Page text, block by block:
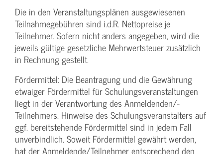
Die in den Veranstaltungsplänen ausgewiesenen
Teilnahmegebühren sind i.d.R. Nettopreise je
Teilnehmer. Sofern nicht anders angegeben, wird die
jeweils gültige gesetzliche Mehrwertsteuer zusätzlich
in Rechnung gestellt.
Fördermittel: Die Beantragung und die Gewährung
etwaiger Fördermittel für Schulungs­veranstaltungen
liegt in der Verantwortung des Anmeldenden/­
Teilnehmers. Hinweise des Schulungs­veranstalters auf
ggf. bereitstehende Fördermittel sind in jedem Fall
unverbindlich. Soweit Fördermittel gewährt werden,
hat der Anmeldende/­Teilnehmer entsprechend den